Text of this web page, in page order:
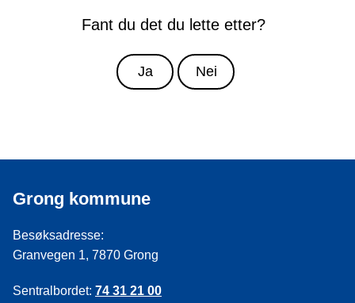
Fant du det du lette etter?
Ja Nei
Grong kommune
Besøksadresse:
Granvegen 1, 7870 Grong
Sentralbordet: 74 31 21 00